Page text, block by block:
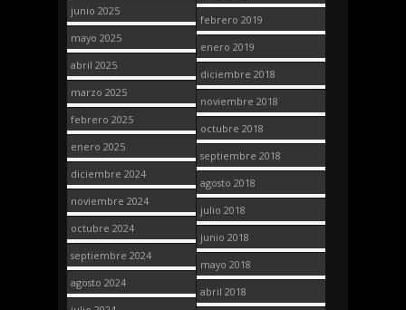
junio 2025
mayo 2025
abril 2025
marzo 2025
febrero 2025
enero 2025
diciembre 2024
noviembre 2024
octubre 2024
septiembre 2024
agosto 2024
febrero 2019
enero 2019
diciembre 2018
noviembre 2018
octubre 2018
septiembre 2018
agosto 2018
julio 2018
junio 2018
mayo 2018
abril 2018